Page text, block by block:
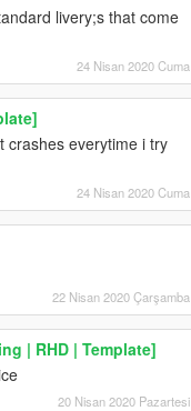
livery;s that come
24 Nisan 2020 Cuma
everytime i try
24 Nisan 2020 Cuma
22 Nisan 2020 Çarşamba
| RHD | Template]
20 Nisan 2020 Pazartesi